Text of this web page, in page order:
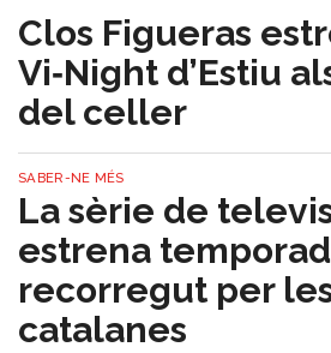
Clos Figueras
Vi‑Night d’Estiu
del celler
SABER-NE MÉS
La sèrie de
estrena
recorregut per
catalanes